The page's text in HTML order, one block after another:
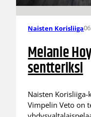
Naisten Korisliiga
Melanie
sentteriksi
Naisten
Vimpelin Veto on